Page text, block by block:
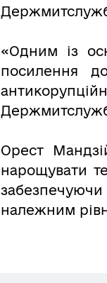
«Одним із
посилення
Орест
нарощувати
належним